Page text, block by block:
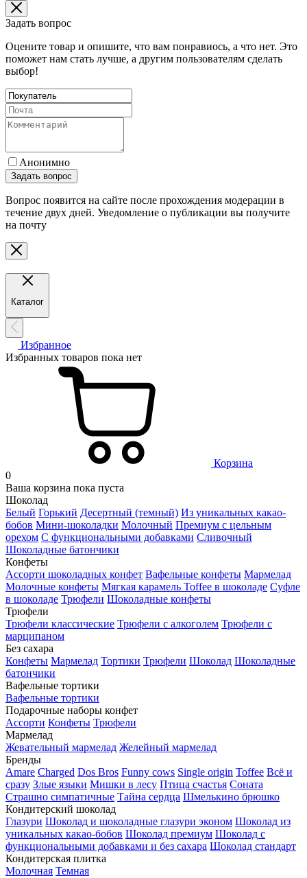
Задать вопрос
Оцените товар и опишите, что вам понравиось, а что нет. Это
поможет нам стать лучше, а другим пользователям сделать
выбор!
Анонимно
Задать вопрос
Вопрос появится на сайте после прохождения модерации в
течение двух дней. Уведомление о публикации вы получите
на почту
Каталог
Избранное
Избранных товаров пока нет
Корзина
0
Ваша корзина пока пуста
Шоколад
Белый Горький Десертный (темный) Из уникальных какао-
бобов Мини-шоколадки Молочный Премиум с цельным
орехом С функциональными добавками Сливочный
Шоколадные батончики
Конфеты
Ассорти шоколадных конфет Вафельные конфеты Мармелад
Молочные конфеты Мягкая карамель Toffee в шоколаде Суфле
в шоколаде Трюфели Шоколадные конфеты
Трюфели
Трюфели классические Трюфели с алкоголем Трюфели с
марципаном
Без сахара
Конфеты Мармелад Тортики Трюфели Шоколад Шоколадные
батончики
Вафельные тортики
Вафельные тортики
Подарочные наборы конфет
Ассорти Конфеты Трюфели
Мармелад
Жевательный мармелад Желейный мармелад
Бренды
Amare Charged Dos Bros Funny cows Single origin Toffee Всё и
сразу Злые языки Мишки в лесу Птица счастья Соната
Страшно симпатичные Тайна сердца Шмелькино брюшко
Кондитерский шоколад
Глазури Шоколад и шоколадные глазури эконом Шоколад из
уникальных какао-бобов Шоколад премиум Шоколад с
функциональными добавками и без сахара Шоколад стандарт
Кондитерская плитка
Молочная Темная